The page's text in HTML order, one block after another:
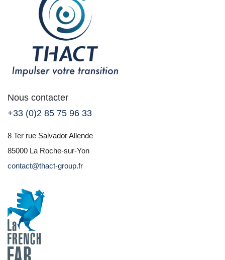
Nous contacter
+33 (0)2 85 75 96 33
8 Ter rue Salvador Allende
85000 La Roche-sur-Yon
contact@thact-group.fr